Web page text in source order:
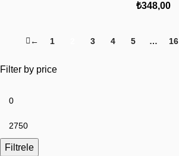
Filter by price
Filtrele
₺348,00
← 1 3 4 5 … 16